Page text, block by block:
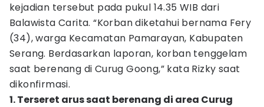
kejadian tersebut pada pukul 14.35 WIB dari
Balawista Carita. “Korban diketahui bernama Fery
(34), warga Kecamatan Pamarayan, Kabupaten
Serang. Berdasarkan laporan, korban tenggelam
saat berenang di Curug Goong,” kata Rizky saat
dikonfirmasi.
1. Terseret arus saat berenang di area Curug